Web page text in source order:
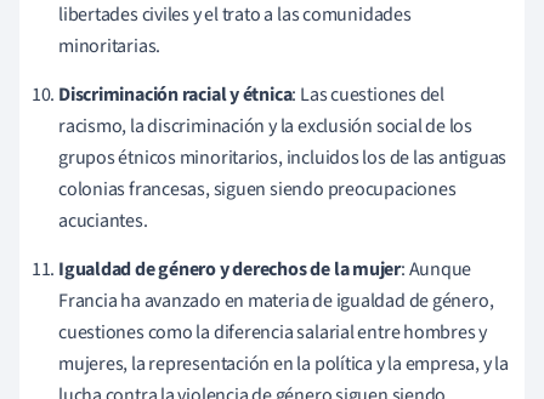
libertades civiles y el trato a las comunidades
minoritarias.
Discriminación racial y étnica: Las cuestiones del
racismo, la discriminación y la exclusión social de los
grupos étnicos minoritarios, incluidos los de las antiguas
colonias francesas, siguen siendo preocupaciones
acuciantes.
Igualdad de género y derechos de la mujer: Aunque
Francia ha avanzado en materia de igualdad de género,
cuestiones como la diferencia salarial entre hombres y
mujeres, la representación en la política y la empresa, y la